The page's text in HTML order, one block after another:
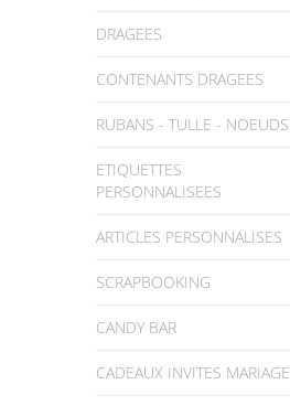
DRAGEES
CONTENANTS DRAGEES
RUBANS - TULLE - NOEUDS
ETIQUETTES
PERSONNALISEES
ARTICLES PERSONNALISES
SCRAPBOOKING
CANDY BAR
CADEAUX INVITES MARIAGE